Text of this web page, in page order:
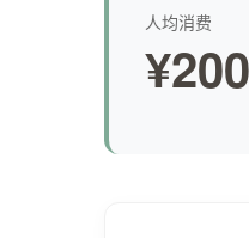
人均消费
¥200